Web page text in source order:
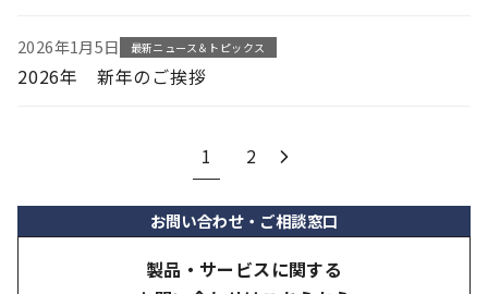
2026年1月5日 最新ニュース＆トピックス
2026年 新年のご挨拶
1 2
お問い合わせ・ご相談窓口
製品・サービスに関する